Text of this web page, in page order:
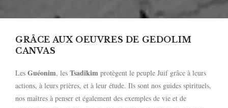
GRÂCE AUX OEUVRES DE GEDOLIM
CANVAS
Les Guéonim, les Tsadikim protègent le peuple Juif grâce à leurs
actions, à leurs prières, et à leur étude. Ils sont nos guides spirituels,
nos maîtres à penser et également des exemples de vie et de